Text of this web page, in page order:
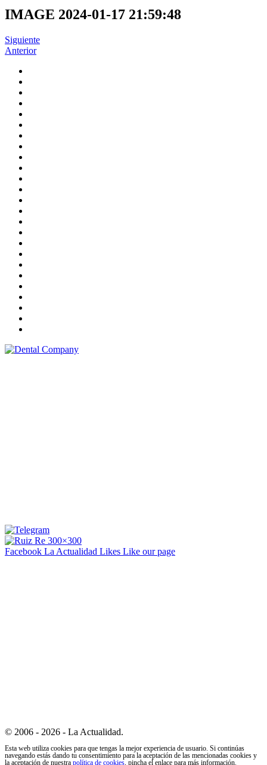
IMAGE 2024-01-17 21:59:48
Siguiente
Anterior
Facebook La Actualidad Likes Like our page
© 2006 - 2026 - La Actualidad.
Esta web utiliza cookies para que tengas la mejor experiencia de usuario. Si continúas
navegando estás dando tu consentimiento para la aceptación de las mencionadas cookies y
la aceptación de nuestra política de cookies, pincha el enlace para más información.